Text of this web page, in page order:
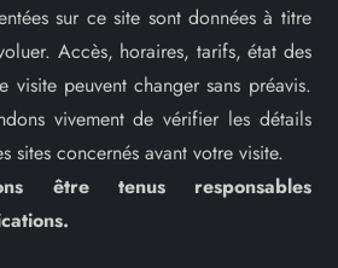
sur ce site sont données à titre
Accès, horaires, tarifs, état des
visite peuvent changer sans préavis.
vivement de vérifier les détails
sites concernés avant votre visite.
être tenus responsables